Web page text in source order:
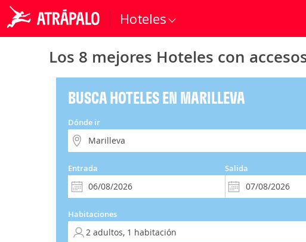
Hoteles
Los 8 mejores Hoteles con
BUSCA HOTELES EN MARILLEVA
Dónde ir
Entrada Salida
Habitaciones